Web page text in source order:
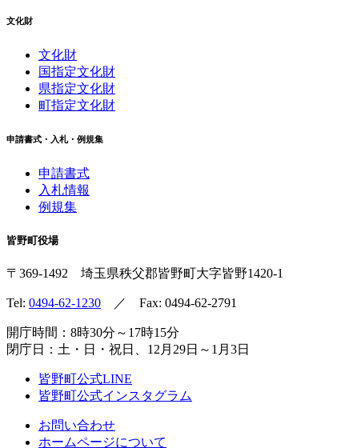
文化財
文化財
国指定文化財
県指定文化財
町指定文化財
申請書式・入札・例規集
申請書式
入札情報
例規集
皆野町役場
〒369-1492 埼玉県秩父郡皆野町 大字皆野1420-1
Tel: 0494-62-1230 ／ Fax: 0494-62-2791
開庁時間：8時30分～17時15分
閉庁日：土・日・祝日、12月29日～1月3日
皆野町公式LINE
皆野町公式インスタグラム
お問い合わせ
ホームページについて